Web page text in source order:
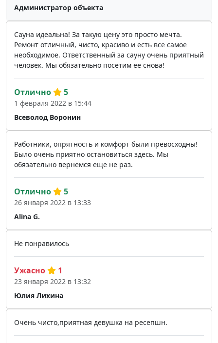
Администратор объекта
Сауна идеальна! За такую цену это просто мечта.
Ремонт отличный, чисто, красиво и есть все самое
необходимое. Ответственный за сауну очень приятный
человек. Мы обязательно посетим ее снова!
Всеволод Воронин
Отлично 5
1 февраля 2022 в 15:44
Работники, опрятность и комфорт были превосходны!
Было очень приятно остановиться здесь. Мы
обязательно вернемся еще не раз.
Alina G.
Отлично 5
26 января 2022 в 13:33
Не понравилось
Юлия Лихина
Ужасно 1
23 января 2022 в 13:32
Очень чисто,приятная девушка на ресепшн.